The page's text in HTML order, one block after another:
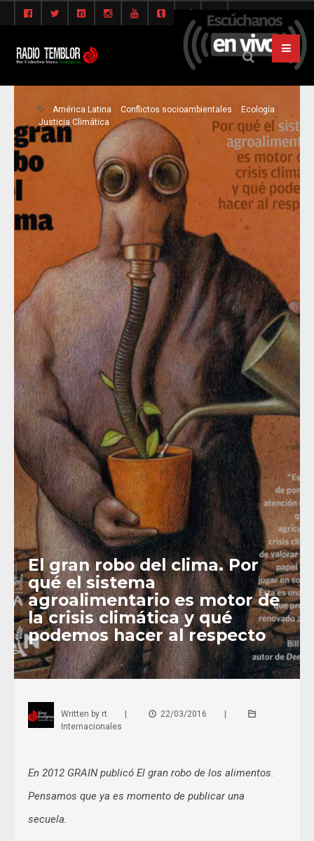
América Latina Conflictos socioambientales
Ecología
Justicia Climática
El gran robo del clima. Por
qué el sistema
agroalimentario es motor de
la crisis climática y qué
podemos hacer al respecto
Written by rt 22/03/2016
Internacionales
En 2012 GRAIN publicó El gran robo de los alimentos.
Pensamos que ya es momento de publicar una
secuela.